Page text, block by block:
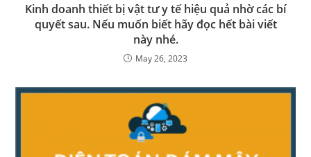
Kinh doanh thiết bị vật tư y tế hiệu quả nhờ các bí
quyết sau. Nếu muốn biết hãy đọc hết bài viết
này nhé.
May 26, 2023